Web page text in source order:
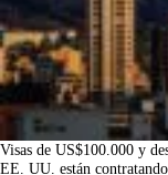
Visas de US$100.000 y
EE. UU. están